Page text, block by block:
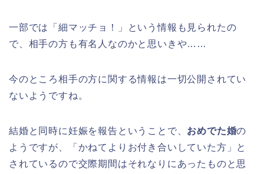
一部では「細マッチョ！」という情報も見られたの
で、相手の方も有名人なのかと思いきや……
今のところ相手の方に関する情報は一切公開されてい
ないようですね。
結婚と同時に妊娠を報告ということで、 おめでた婚の
ようですが、「かねてよりお付き合いしていた方」と
されているので交際期間はそれなりにあったものと思